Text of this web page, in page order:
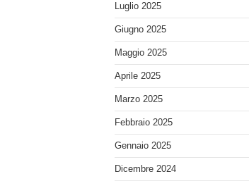
Luglio 2025
Giugno 2025
Maggio 2025
Aprile 2025
Marzo 2025
Febbraio 2025
Gennaio 2025
Dicembre 2024